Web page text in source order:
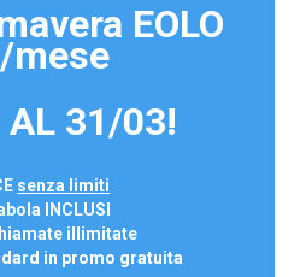
EOLO
mese
AL 31/03!
senza limiti
INCLUSI
illimitate
in promo gratuita